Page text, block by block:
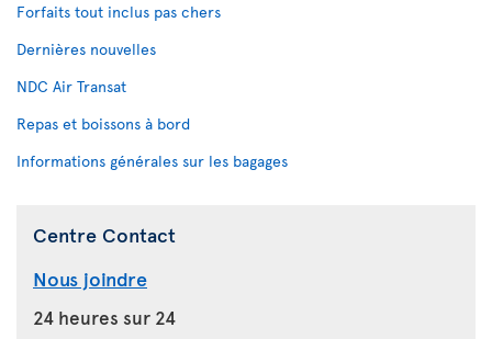
Forfaits tout inclus pas chers
Dernières nouvelles
NDC Air Transat
Repas et boissons à bord
Informations générales sur les bagages
Centre Contact
Nous joindre
24 heures sur 24